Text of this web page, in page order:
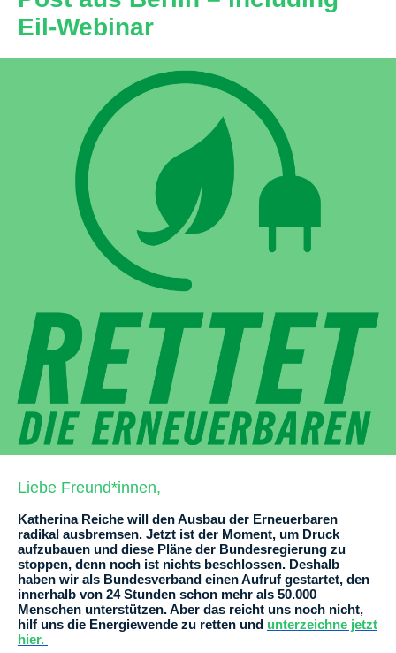
Eil-Webinar
Liebe Freund*innen,
Katherina Reiche will den Ausbau der Erneuerbaren
radikal ausbremsen. Jetzt ist der Moment, um Druck
aufzubauen und diese Pläne der Bundesregierung zu
stoppen, denn noch ist nichts beschlossen. Deshalb
haben wir als Bundesverband einen Aufruf gestartet, den
innerhalb von 24 Stunden schon mehr als 50.000
Menschen unterstützen. Aber das reicht uns noch nicht,
hilf uns die Energiewende zu retten und unterzeichne jetzt
hier.